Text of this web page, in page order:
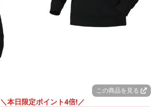
この商品を見る
＼本日限定ポイント4倍!／